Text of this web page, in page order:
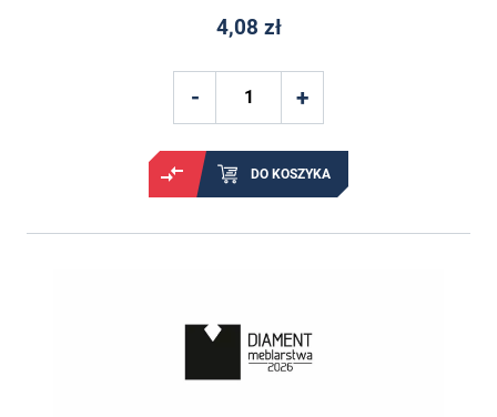
4,08 zł
DO KOSZYKA